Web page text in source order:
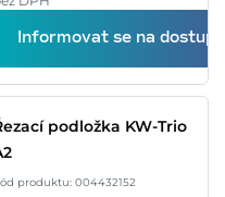
Informovat se na
podložka KW-Trio
produktu: 004432152